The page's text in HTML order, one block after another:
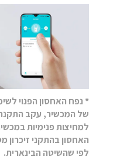
* נפח האחסון הפנוי
של המכשיר, עקב
למחיצות פנימיות
האחסון בהתקני זיכרון
לפי שהשיטה הבינארית.